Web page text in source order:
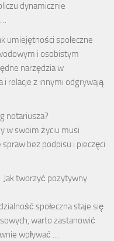
dynamicznie
umiejętności społeczne
i osobistym
narzędzia w
i relacje z innymi odgrywają
notariusza?
w swoim życiu musi
bez podpisu i pieczęci
Jak tworzyć pozytywny
społeczna staje się
warto zastanowić
wpływać …